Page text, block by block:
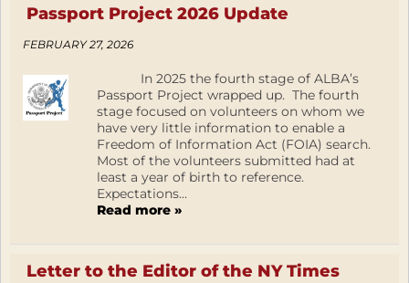
Passport Project 2026 Update
FEBRUARY 27, 2026
In 2025 the fourth stage of ALBA’s
Passport Project wrapped up. The fourth
stage focused on volunteers on whom we
have very little information to enable a
Freedom of Information Act (FOIA) search.
Most of the volunteers submitted had at
least a year of birth to reference.
Expectations...
Read more »
Letter to the Editor of the NY Times